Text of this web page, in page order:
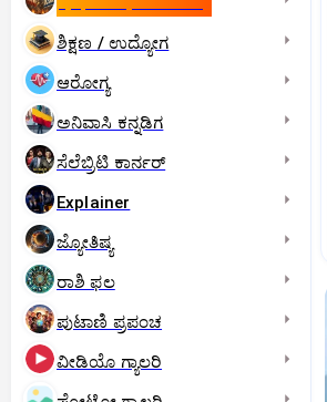
ಶಿಕ್ಷಣ / ಉದ್ಯೋಗ
ಆರೋಗ್ಯ
ಅನಿವಾಸಿ ಕನ್ನಡಿಗ
ಸೆಲೆಬ್ರಿಟಿ ಕಾರ್ನರ್‌
Explainer
ಜ್ಯೋತಿಷ್ಯ
ರಾಶಿ ಫಲ
ಪುಟಾಣಿ ಪ್ರಪಂಚ
ವೀಡಿಯೊ ಗ್ಯಾಲರಿ